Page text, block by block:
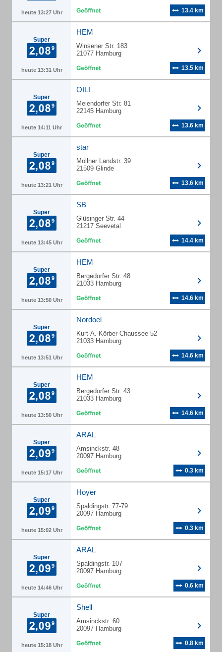
heute 13:27 Uhr 13.4 km
Super
heute 13:31 Uhr
HEM
Winsener Str. 183
21077 Hamburg
13.5 km
Super
heute 14:11 Uhr
OIL!
Meiendorfer Str. 81
22145 Hamburg
13.6 km
Super
heute 13:21 Uhr
star
Möllner Landstr. 39
21509 Glinde
13.6 km
Super
heute 13:45 Uhr
SB
Glüsinger Str. 44
21217 Seevetal
14.4 km
Super
heute 13:50 Uhr
HEM
Bergedorfer Str. 48
21033 Hamburg
14.6 km
Super
heute 13:51 Uhr
Nordoel
Kurt-A.-Körber-Chaussee 52
21033 Hamburg
14.6 km
Super
heute 13:50 Uhr
HEM
Bergedorfer Str. 43
21033 Hamburg
14.6 km
Super
heute 15:17 Uhr
ARAL
Amsinckstr. 48
20097 Hamburg
0.3 km
Super
heute 15:02 Uhr
Hoyer
Spaldingstr. 77-79
20097 Hamburg
0.3 km
Super
heute 14:46 Uhr
ARAL
Spaldingstr. 107
20097 Hamburg
0.6 km
Super
heute 15:18 Uhr
Shell
Amsinckstr. 60
20097 Hamburg
0.8 km